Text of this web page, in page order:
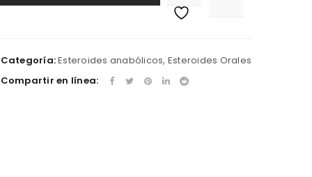
Categoría:Esteroides anabólicos, Esteroides Orales
Compartir en línea: